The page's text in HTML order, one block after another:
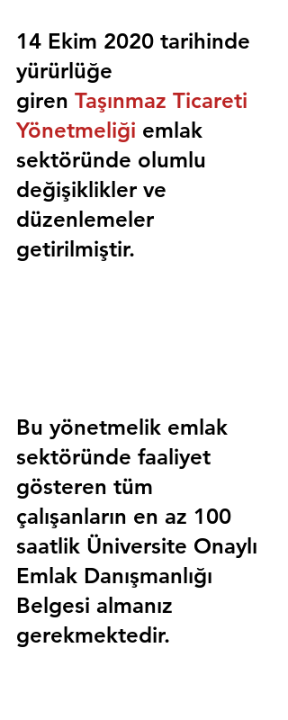
14 Ekim 2020 tarihinde
yürürlüğe
giren Taşınmaz Ticareti
Yönetmeliği emlak
sektöründe olumlu
değişiklikler ve
düzenlemeler
getirilmiştir.
Bu yönetmelik emlak
sektöründe faaliyet
gösteren tüm
çalışanların en az 100
saatlik Üniversite Onaylı
Emlak Danışmanlığı
Belgesi almanız
gerekmektedir.